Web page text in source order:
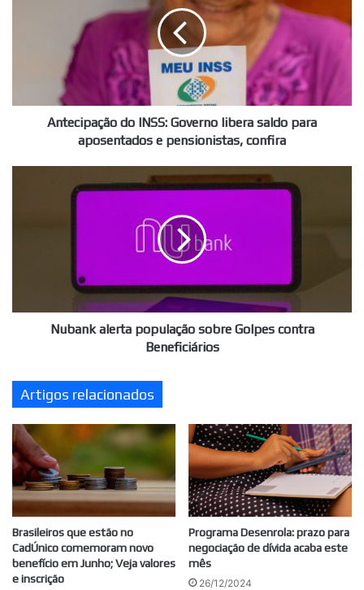
aposentados
e
pensionistas,Antecipação do INSS: Governo libera saldo para
aposentados e pensionistas, confira
Beneficiários
Nubank alerta população sobre Golpes contra
Beneficiários
Artigos relacionados
Brasileiros que estão no
CadÚnico comemoram novo
benefício em Junho; Veja valores
e inscrição
Programa Desenrola: prazo para
negociação de dívida acaba este
mês
26/12/2024